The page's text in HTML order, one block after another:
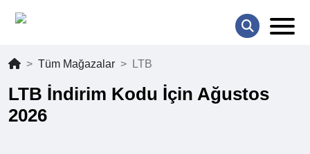
Tüm Mağazalar LTB
LTB İndirim Kodu İçin Ağustos
2026